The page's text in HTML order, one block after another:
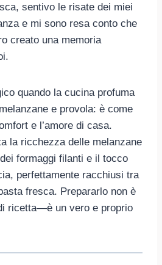
sentivo le risate dei miei
e mi sono resa conto che
creato una memoria
quando la cucina profuma
e provola: è come
e l’amore di casa.
la ricchezza delle melanzane
formaggi filanti e il tocco
perfettamente racchiusi tra
fresca. Prepararlo non è
ricetta—è un vero e proprio